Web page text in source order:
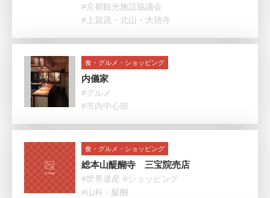
#京都観光施設協議会
#上賀茂・北山・大徳寺
食・グルメ・ショッピング
内儀家
#グルメ
#市内中心部
食・グルメ・ショッピング
総本山醍醐寺 三宝院売店
#世界遺産 #ショッピング
#山科・醍醐